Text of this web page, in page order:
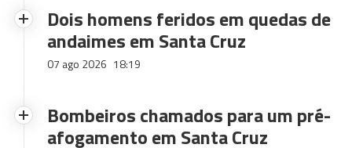
Dois homens feridos em quedas de
andaimes em Santa Cruz
07 ago 2026 18:19
Bombeiros chamados para um pré-
afogamento em Santa Cruz